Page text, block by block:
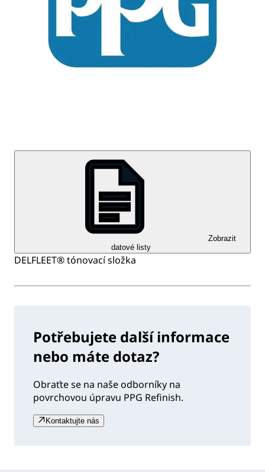
Zobrazit
datové listy
DELFLEET® tónovací složka
Potřebujete další informace
nebo máte dotaz?
Obraťte se na naše odborníky na
povrchovou úpravu PPG Refinish.
Kontaktujte nás